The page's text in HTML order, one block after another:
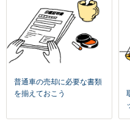
普通車の売却に必要な書類
を揃えておこう